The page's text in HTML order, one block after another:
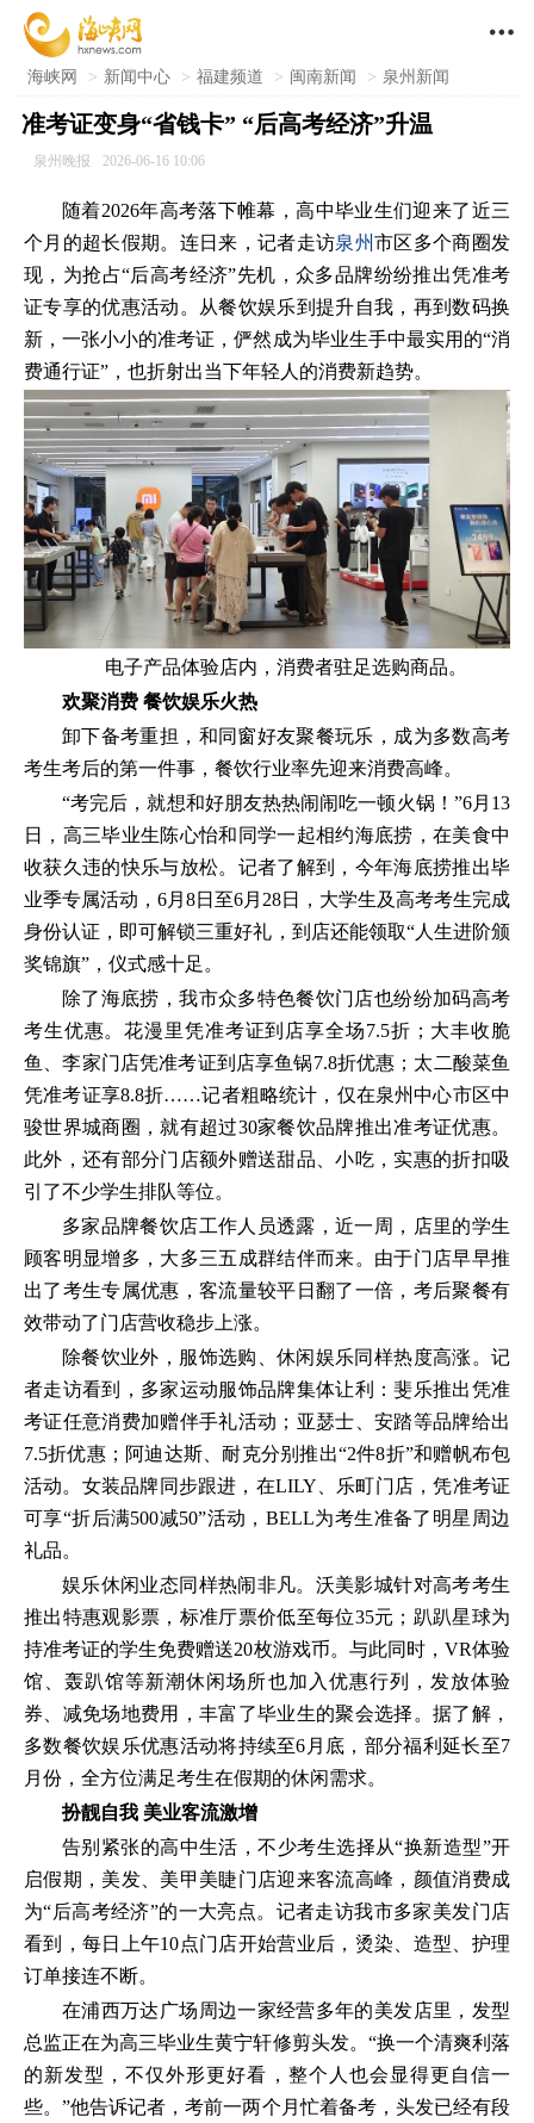

海峡网 > 新闻中心 > 福建频道 > 闽南新闻 > 泉州新闻
准考证变身“省钱卡” “后高考经济”升温
泉州晚报 2026-06-16 10:06
随着2026年高考落下帷幕，高中毕业生们迎来了近三
个月的超长假期。连日来，记者走访泉州市区多个商圈发
现，为抢占“后高考经济”先机，众多品牌纷纷推出凭准考
证专享的优惠活动。从餐饮娱乐到提升自我，再到数码换
新，一张小小的准考证，俨然成为毕业生手中最实用的“消
费通行证”，也折射出当下年轻人的消费新趋势。
电子产品体验店内，消费者驻足选购商品。
欢聚消费 餐饮娱乐火热
卸下备考重担，和同窗好友聚餐玩乐，成为多数高考
考生考后的第一件事，餐饮行业率先迎来消费高峰。
“考完后，就想和好朋友热热闹闹吃一顿火锅！”6月13
日，高三毕业生陈心怡和同学一起相约海底捞，在美食中
收获久违的快乐与放松。记者了解到，今年海底捞推出毕
业季专属活动，6月8日至6月28日，大学生及高考考生完成
身份认证，即可解锁三重好礼，到店还能领取“人生进阶颁
奖锦旗”，仪式感十足。
除了海底捞，我市众多特色餐饮门店也纷纷加码高考
考生优惠。花漫里凭准考证到店享全场7.5折；大丰收脆
鱼、李家门店凭准考证到店享鱼锅7.8折优惠；太二酸菜鱼
凭准考证享8.8折……记者粗略统计，仅在泉州中心市区中
骏世界城商圈，就有超过30家餐饮品牌推出准考证优惠。
此外，还有部分门店额外赠送甜品、小吃，实惠的折扣吸
引了不少学生排队等位。
多家品牌餐饮店工作人员透露，近一周，店里的学生
顾客明显增多，大多三五成群结伴而来。由于门店早早推
出了考生专属优惠，客流量较平日翻了一倍，考后聚餐有
效带动了门店营收稳步上涨。
除餐饮业外，服饰选购、休闲娱乐同样热度高涨。记
者走访看到，多家运动服饰品牌集体让利：斐乐推出凭准
考证任意消费加赠伴手礼活动；亚瑟士、安踏等品牌给出
7.5折优惠；阿迪达斯、耐克分别推出“2件8折”和赠帆布包
活动。女装品牌同步跟进，在LILY、乐町门店，凭准考证
可享“折后满500减50”活动，BELL为考生准备了明星周边
礼品。
娱乐休闲业态同样热闹非凡。沃美影城针对高考考生
推出特惠观影票，标准厅票价低至每位35元；趴趴星球为
持准考证的学生免费赠送20枚游戏币。与此同时，VR体验
馆、轰趴馆等新潮休闲场所也加入优惠行列，发放体验
券、减免场地费用，丰富了毕业生的聚会选择。据了解，
多数餐饮娱乐优惠活动将持续至6月底，部分福利延长至7
月份，全方位满足考生在假期的休闲需求。
扮靓自我 美业客流激增
告别紧张的高中生活，不少考生选择从“换新造型”开
启假期，美发、美甲美睫门店迎来客流高峰，颜值消费成
为“后高考经济”的一大亮点。记者走访我市多家美发门店
看到，每日上午10点门店开始营业后，烫染、造型、护理
订单接连不断。
在浦西万达广场周边一家经营多年的美发店里，发型
总监正在为高三毕业生黄宁轩修剪头发。“换一个清爽利落
的新发型，不仅外形更好看，整个人也会显得更自信一
些。”他告诉记者，考前一两个月忙着备考，头发已经有段